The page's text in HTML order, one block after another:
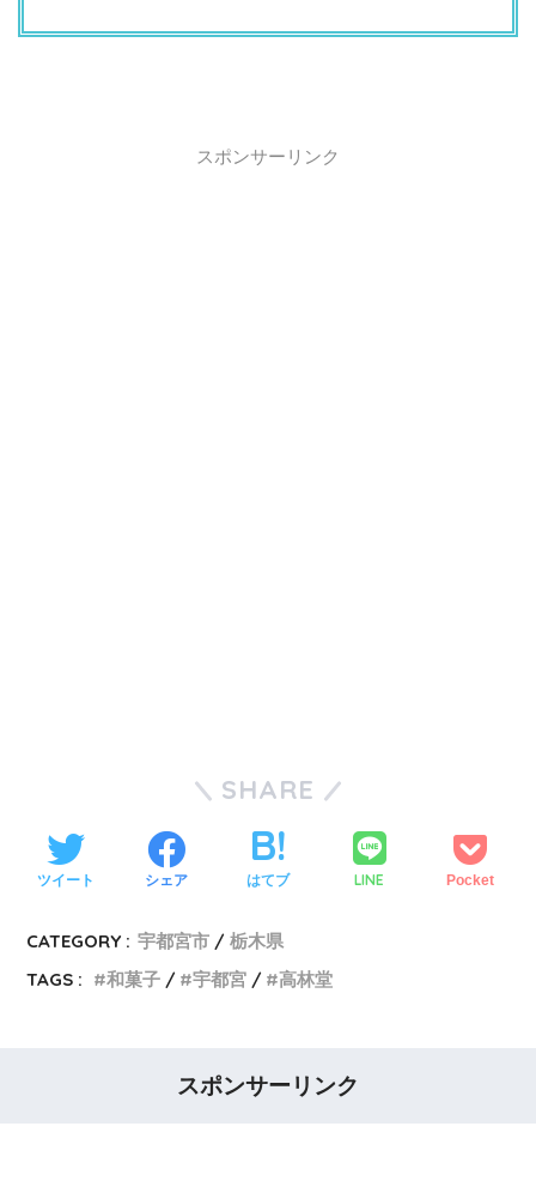
スポンサーリンク
SHARE
ツイート シェア はてブ LINE Pocket
CATEGORY : 宇都宮市
栃木県
TAGS :
和菓子 宇都宮 高林堂
スポンサーリンク